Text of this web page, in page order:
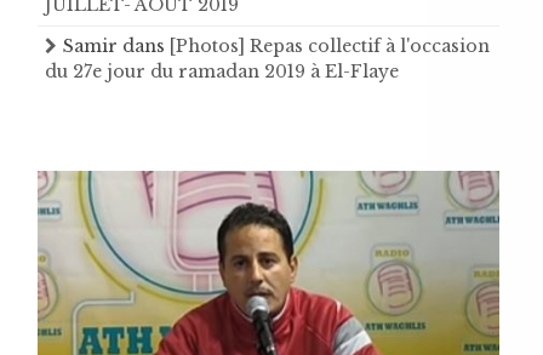
JUILLET- AOUT 2019
Samir dans [Photos] Repas collectif à l'occasion
du 27e jour du ramadan 2019 à El-Flaye